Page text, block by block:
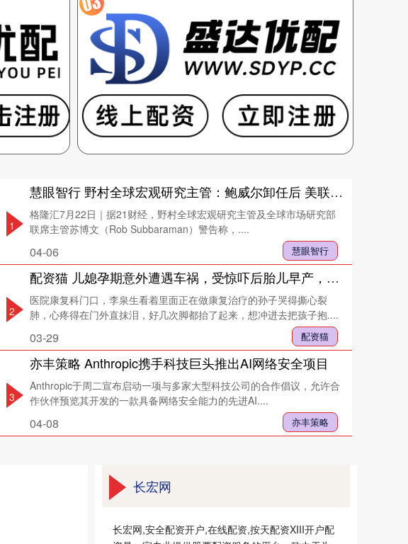
1
慧眼智行 野村全球宏观研究主管：鲍威尔卸任后 美联储可能会迎来一位与特朗普立场更一致的新主席
慧眼智行
格隆汇7月22日｜据21财经，野村全球宏观研究主管及全球市场研究部
联席主管苏博文（Rob Subbaraman）警告称，....
04-06
2
配资猫 儿媳孕期意外遭遇车祸，受惊吓后胎儿早产，医生的话让全家崩溃_李泉生_孩子_孙子
配资猫
医院康复科门口，李泉生看着里面正在做康复治疗的孙子哭得撕心裂
肺，心疼得在门外直抹泪，好几次脚都抬了起来，想冲进去把孩子抱....
03-29
3
亦丰策略 Anthropic携手科技巨头推出AI网络安全项目
亦丰策略
Anthropic于周二宣布启动一项与多家大型科技公司的合作倡议，允许合
作伙伴预览其开发的一款具备网络安全能力的先进AI....
04-08
长宏网
长宏网,安全配资开户,在线配资,按天配资XIII‌开户配